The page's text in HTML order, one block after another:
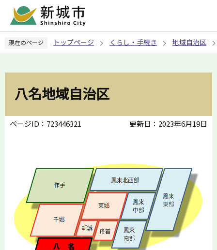
ペ
の
現在のページ トップページ くらし・手続き 地域自治区
八名地域自治区
ページID：723446321 更新日：2023年6月19日